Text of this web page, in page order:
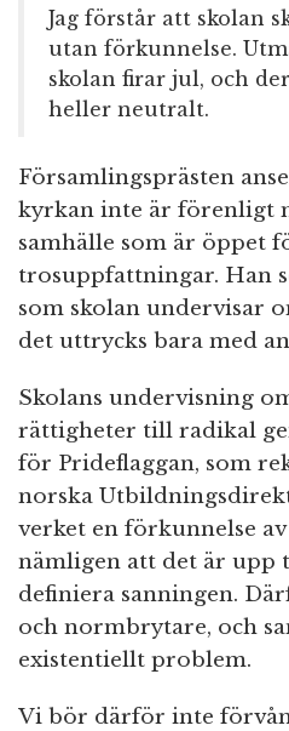
Jag förstår att skolan
utan förkunnelse.
skolan firar jul, och
heller neutralt.
Församlingsprästen
kyrkan inte är förenligt
samhälle som är öppet
trosuppfattningar. Han
som skolan undervisar
det uttrycks bara med
Skolans undervisning
rättigheter till radikal
för Prideflaggan, som
norska
verket en förkunnelse
nämligen att det är
definiera sanningen.
och normbrytare, och
existentiellt problem.
Vi bör därför inte